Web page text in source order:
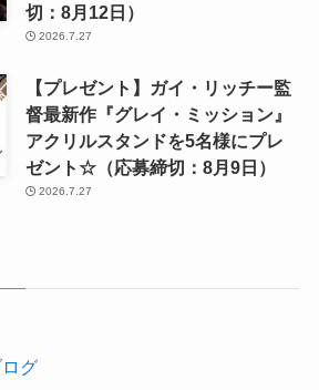
切：8月12日）
2026.7.27
【プレゼント】ガイ・リッチー監
督最新作『グレイ・ミッション』
アクリルスタンドを5名様にプレ
ゼント☆（応募締切：8月9日）
2026.7.27
グ